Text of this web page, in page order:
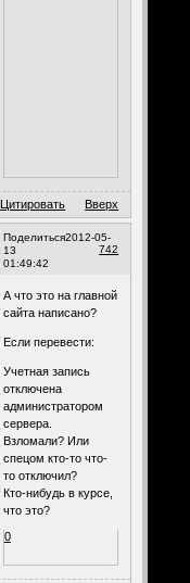
Цитировать Вверх
Поделиться
742
2012-05-
13
01:49:42
А что это на главной
сайта написано?
Если перевести:
Учетная запись
отключена
администратором
сервера.
Взломали? Или
спецом кто-то что-
то отключил?
Кто-нибудь в курсе,
что это?
0